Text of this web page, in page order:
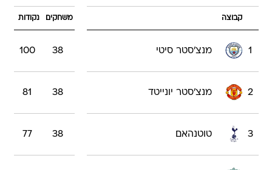
קבוצה משחקים נקודות
1 מנצ'סטר סיטי 38
100
2 מנצ'סטר יונייטד 38
81
3 טוטנהאם 38
77